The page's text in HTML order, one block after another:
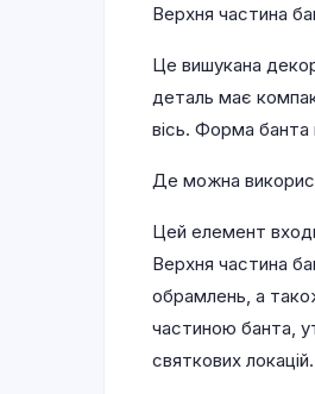
Верхня частина
Це вишукана
деталь має
вісь. Форма банта
Де можна
Цей елемент
Верхня частина
обрамлень, а
частиною банта,
святкових локацій.